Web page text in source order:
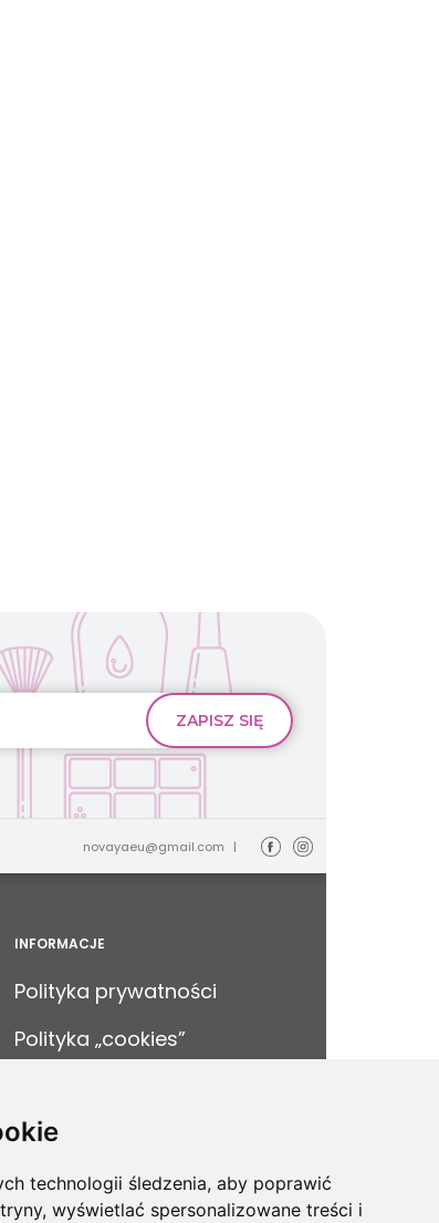
technologii śledzenia, aby poprawić
wyświetlać spersonalizowane treści i
novayaeu@gmail.com |
INFORMACJE
Polityka prywatności
Polityka „cookies”
Mapa strony
O nas